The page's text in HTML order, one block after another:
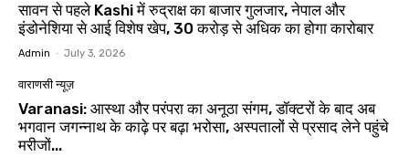
सावन से पहले Kashi में रुद्राक्ष का बाजार गुलजार, नेपाल और
इंडोनेशिया से आई विशेष खेप, 30 करोड़ से अधिक का होगा कारोबार
Admin - July 3, 2026
वाराणसी न्यूज़
Varanasi: आस्था और परंपरा का अनूठा संगम, डॉक्टरों के बाद अब
भगवान जगन्नाथ के काढ़े पर बढ़ा भरोसा, अस्पतालों से प्रसाद लेने पहुंचे
मरीजों...